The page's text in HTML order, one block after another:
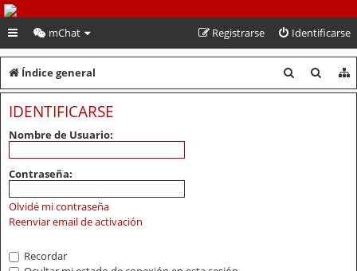
PeruVoley.com
mChat Identificarse
Registrarse
Índice general
u
u
IDENTIFICARSE
Nombre de Usuario:
Contraseña:
Olvidé mi contraseña
Reenviar email de activación
Recordar